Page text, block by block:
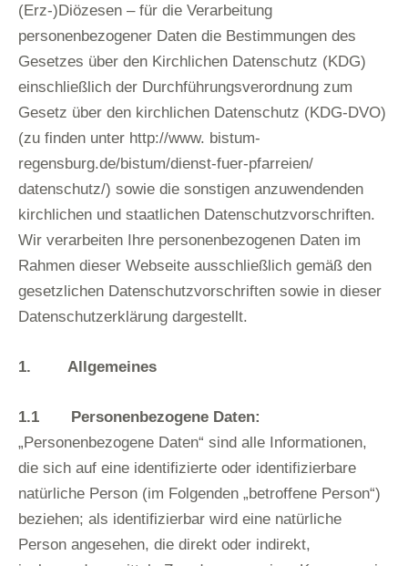
(Erz-)Diözesen – für die Verarbeitung
personenbezogener Daten die Bestimmungen des
Gesetzes über den Kirchlichen Datenschutz (KDG)
einschließlich der Durchführungsverordnung zum
Gesetz über den kirchlichen Datenschutz (KDG-DVO)
(zu finden unter http://www. bistum-
regensburg.de/bistum/dienst-fuer-pfarreien/
datenschutz/) sowie die sonstigen anzuwendenden
kirchlichen und staatlichen Datenschutzvorschriften.
Wir verarbeiten Ihre personenbezogenen Daten im
Rahmen dieser Webseite ausschließlich gemäß den
gesetzlichen Datenschutzvorschriften sowie in dieser
Datenschutzerklärung dargestellt.
1. Allgemeines
1.1 Personenbezogene Daten:
„Personenbezogene Daten“ sind alle Informationen,
die sich auf eine identifizierte oder identifizierbare
natürliche Person (im Folgenden „betroffene Person“)
beziehen; als identifizierbar wird eine natürliche
Person angesehen, die direkt oder indirekt,